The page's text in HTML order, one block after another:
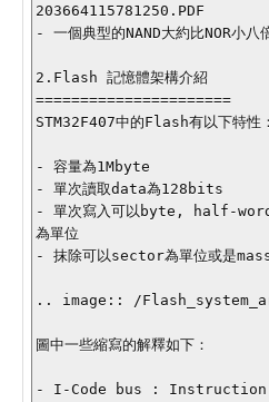
203664115781250.PDF
- 一個典型的NAND大約比NOR小八
2.Flash 記憶體架構介紹
======================
STM32F407中的Flash有以下特性：
- 容量為1Mbyte
- 單次讀取data為128bits
- 單次寫入可以byte, half-
為單位
- 抹除可以sector為單位或是
.. image:: /
圖中一些縮寫的解釋如下：
- I-Code bus : Instruction